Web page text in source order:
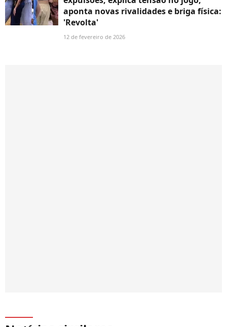
aponta novas rivalidades e briga física:
'Revolta'
12 de fevereiro de 2026